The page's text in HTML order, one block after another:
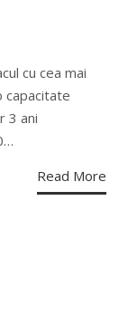
cu cea mai
capacitate
3 ani
Read More